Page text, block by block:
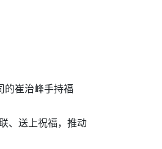
的崔治峰手持福
、送上祝福，推动